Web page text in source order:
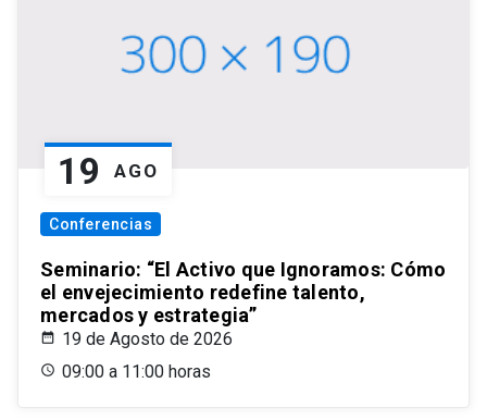
19 AGO
Conferencias
Seminario: “El Activo que Ignoramos: Cómo
el envejecimiento redefine talento,
mercados y estrategia”
19 de Agosto de 2026
09:00 a 11:00 horas